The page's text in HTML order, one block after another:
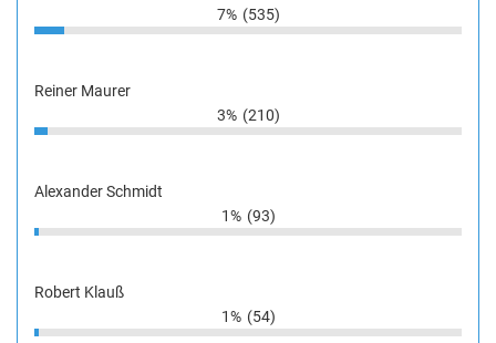
7% (535)
Reiner Maurer
3% (210)
Alexander Schmidt
1% (93)
Robert Klauß
1% (54)